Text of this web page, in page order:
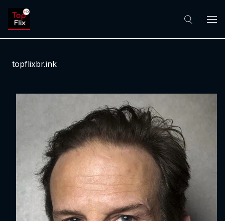
topflixbr.ink